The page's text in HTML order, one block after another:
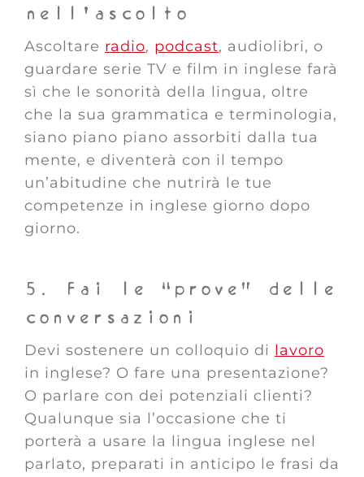
nell’ascolto
Ascoltare radio, podcast, audiolibri, o
guardare serie TV e film in inglese farà
sì che le sonorità della lingua, oltre
che la sua grammatica e terminologia,
siano piano piano assorbiti dalla tua
mente, e diventerà con il tempo
un’abitudine che nutrirà le tue
competenze in inglese giorno dopo
giorno.
5. Fai le “prove” delle
conversazioni
Devi sostenere un colloquio di lavoro
in inglese? O fare una presentazione?
O parlare con dei potenziali clienti?
Qualunque sia l’occasione che ti
porterà a usare la lingua inglese nel
parlato, preparati in anticipo le frasi da